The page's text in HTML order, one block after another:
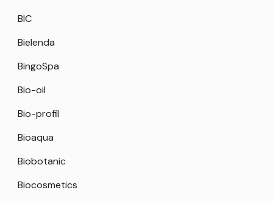
BIC
Bielenda
BingoSpa
Bio-oil
Bio-profil
Bioaqua
Biobotanic
Biocosmetics